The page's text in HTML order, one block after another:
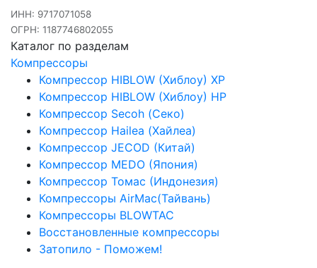
ИНН: 9717071058
ОГРН: 1187746802055
Каталог по разделам
Компрессоры
Компрессор HIBLOW (Хиблоу) XP
Компрессор HIBLOW (Хиблоу) HP
Компрессор Secoh (Секо)
Компрессор Hailea (Хайлеа)
Компрессор JECOD (Китай)
Компрессор MEDO (Япония)
Компрессор Томас (Индонезия)
Компрессоры AirMac(Тайвань)
Компрессоры BLOWTAC
Восстановленные компрессоры
Затопило - Поможем!